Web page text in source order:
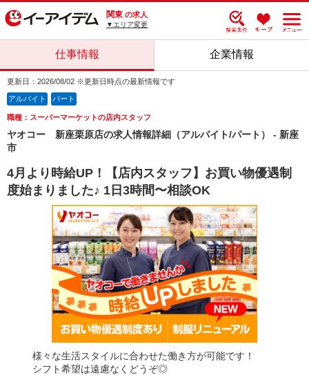
関東 の求人
▼エリア変更
仕事情報 企業情報
更新日：2026/08/02 ※更新日時点の最新情報です
アルバイト パート
職種：スーパーマーケットの店内スタッフ
ヤオコー 新座栗原店の求人情報詳細（アルバイト/パート） - 新座
市
4月より時給UP！【店内スタッフ】お買い物優遇制
度始まりました♪ 1日3時間〜相談OK
様々な生活スタイルに合わせた働き方が可能です！
シフト希望は遠慮なくどうぞ◎